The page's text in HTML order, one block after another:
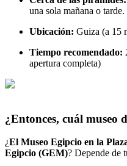
una sola mañana o tarde.
Ubicación: Guiza (a 15
Tiempo recomendado:
apertura completa)
¿Entonces, cuál museo
¿El Museo Egipcio en la
Egipcio (GEM)? Depende de